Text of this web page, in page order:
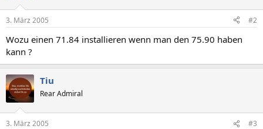
3. März 2005 #2
Wozu einen 71.84 installieren wenn man den 75.90 haben
kann ?
Tiu
Rear Admiral
3. März 2005 #3